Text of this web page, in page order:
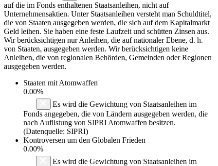
auf die im Fonds enthaltenen Staatsanleihen, nicht auf
Unternehmensaktien. Unter Staatsanleihen versteht man Schuldtitel,
die von Staaten ausgegeben werden, die sich auf dem Kapitalmarkt
Geld leihen. Sie haben eine feste Laufzeit und schütten Zinsen aus.
Wir berücksichtigen nur Anleihen, die auf nationaler Ebene, d. h.
von Staaten, ausgegeben werden. Wir berücksichtigen keine
Anleihen, die von regionalen Behörden, Gemeinden oder Regionen
ausgegeben werden.
Staaten mit Atomwaffen
0.00%
Es wird die Gewichtung von Staatsanleihen im
Fonds angegeben, die von Ländern ausgegeben werden, die
nach Auflistung von SIPRI Atomwaffen besitzen.
(Datenquelle: SIPRI)
Kontroversen um den Globalen Frieden
0.00%
Es wird die Gewichtung von Staatsanleihen im